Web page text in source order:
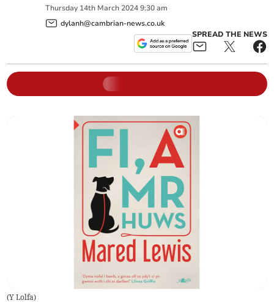
Thursday 14th March 2024 9:30 am
dylanh@cambrian-news.co.uk
SPREAD THE NEWS
(Y Lolfa)